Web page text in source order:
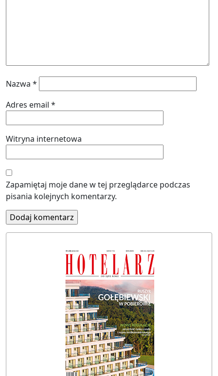
Nazwa *
Adres email *
Witryna internetowa
Zapamiętaj moje dane w tej przeglądarce podczas
pisania kolejnych komentarzy.